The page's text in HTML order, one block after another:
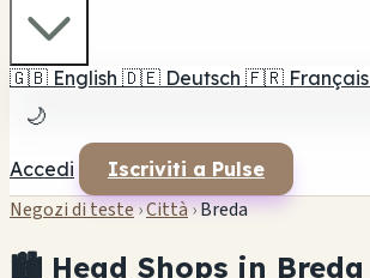
🇬🇧 English 🇩🇪 Deutsch 🇫🇷 Français
🌙
Accedi Iscriviti a Pulse
Negozi di teste›Città›Breda
🏙️ Head Shops in Breda